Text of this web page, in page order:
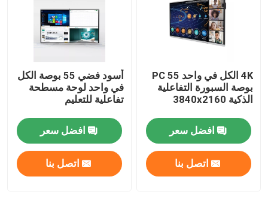
4K الكل في واحد PC 55
بوصة السبورة التفاعلية
الذكية 3840x2160
افضل سعر
اتصل بنا
أسود فضي 55 بوصة الكل
في واحد لوحة مسطحة
تفاعلية للتعليم
افضل سعر
اتصل بنا